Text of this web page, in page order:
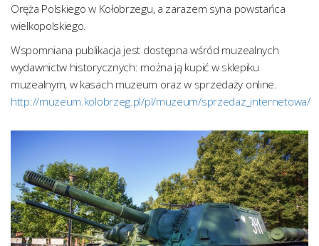
Oręża Polskiego w Kołobrzegu, a zarazem syna powstańca
wielkopolskiego.
Wspomniana publikacja jest dostępna wśród muzealnych
wydawnictw historycznych: można ją kupić w sklepiku
muzealnym, w kasach muzeum oraz w sprzedaży online.
http://muzeum.kolobrzeg.pl/pl/muzeum/sprzedaz_internetowa/